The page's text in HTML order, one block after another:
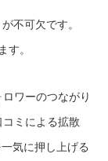
不可欠です。
。
ワーのつながり
ミによる拡散
気に押し上げる